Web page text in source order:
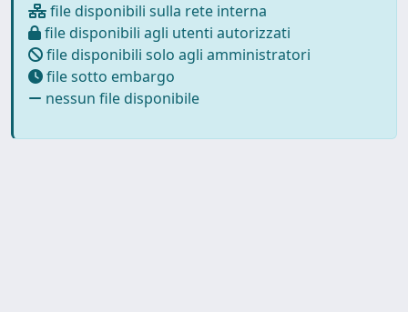
file disponibili sulla rete interna
file disponibili agli utenti autorizzati
file disponibili solo agli amministratori
file sotto embargo
nessun file disponibile